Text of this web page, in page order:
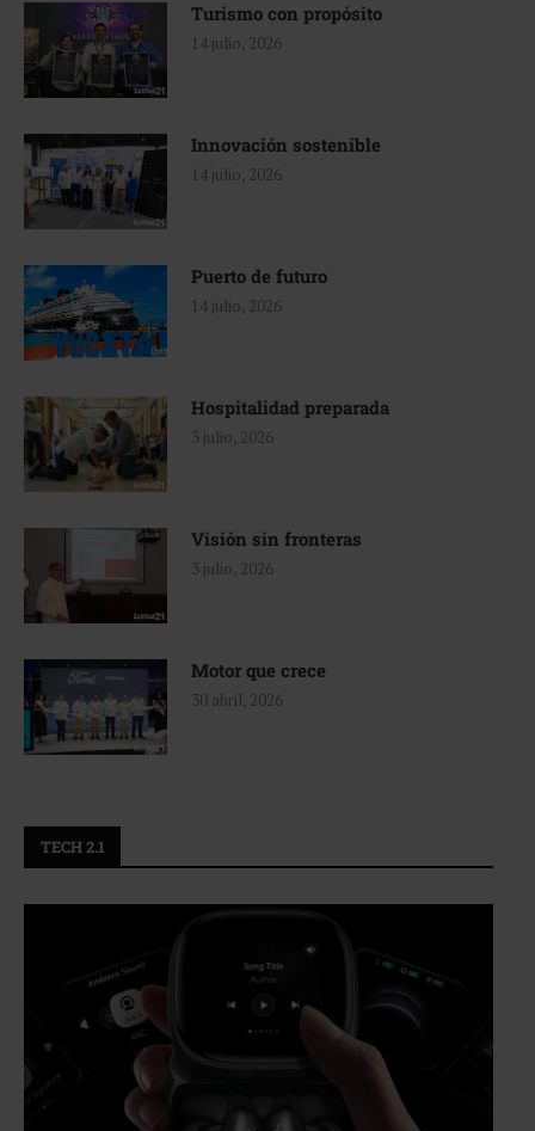
Turismo con propósito
14 julio, 2026
Innovación sostenible
14 julio, 2026
Puerto de futuro
14 julio, 2026
Hospitalidad preparada
3 julio, 2026
Visión sin fronteras
3 julio, 2026
Motor que crece
30 abril, 2026
TECH 2.1